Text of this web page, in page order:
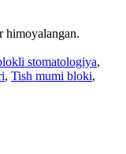
stomatologiya,
, Tish mumi bloki,